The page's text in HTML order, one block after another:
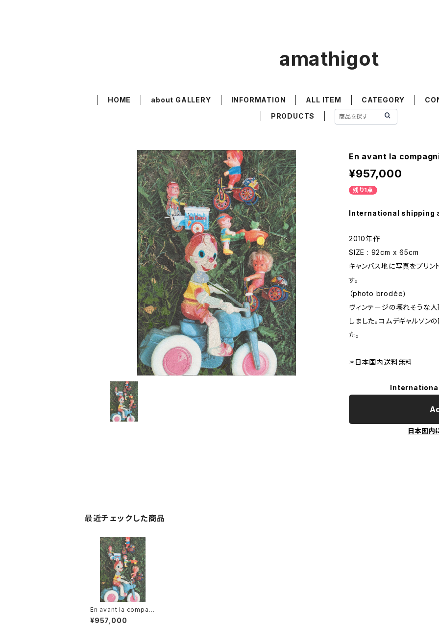
amathigot
HOME about GALLERY INFORMATION ALL ITEM CATEGORY
PRODUCTS
En avant la
¥957,000
残り1点
International shipping
2010年作
SIZE : 92cm x 65cm
キャンバス地に写真をプリン
す。
（photo brodée)
ヴィンテージの壊れそうな
しました。コムデギャルソン
た。
＊日本国内送料無料
日本国内
最近チェックした商品
En avant la compag
nie 一同前進！
¥957,000